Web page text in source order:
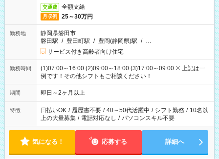
交通費 全額支給
月収例 25～30万円
勤務地
静岡県磐田市
磐田駅 / 豊田町駅 / 豊岡(静岡県)駅 / …
サービス付き高齢者向け住宅
勤務時間
(1)07:00～16:00 (2)09:00～18:00 (3)17:00～09:00 ※ 上記は一
例です！その他シフトもご相談ください！
期間 即日～2ヶ月以上
特徴 日払いOK / 履歴書不要 / 40～50代活躍中 / シフト勤務 / 10名以
上の大量募集 / 電話対応なし / パソコンスキル不要
気になる！ 応募する 詳細へ